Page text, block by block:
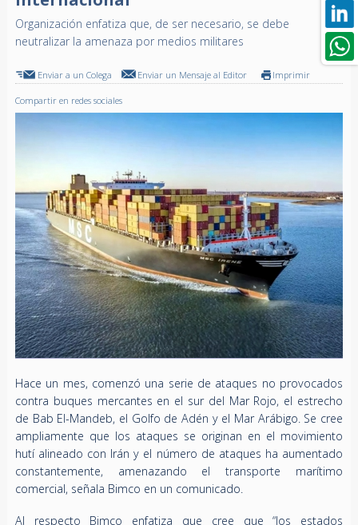
Organización enfatiza que, de ser necesario, se debe
neutralizar la amenaza por medios militares
Enviar a un Colega Enviar un Mensaje al Editor Imprimir
Compartir en redes sociales
Hace un mes, comenzó una serie de ataques no provocados
contra buques mercantes en el sur del Mar Rojo, el estrecho
de Bab El-Mandeb, el Golfo de Adén y el Mar Arábigo. Se cree
ampliamente que los ataques se originan en el movimiento
hutí alineado con Irán y el número de ataques ha aumentado
constantemente, amenazando el transporte marítimo
comercial, señala Bimco en un comunicado.
Al respecto Bimco enfatiza que cree que “los estados